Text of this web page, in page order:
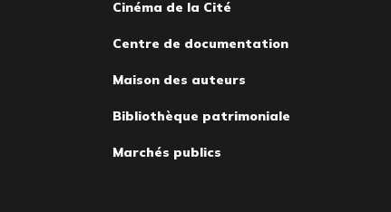
Cinéma de la Cité
Centre de documentation
Maison des auteurs
Bibliothèque patrimoniale
Marchés publics